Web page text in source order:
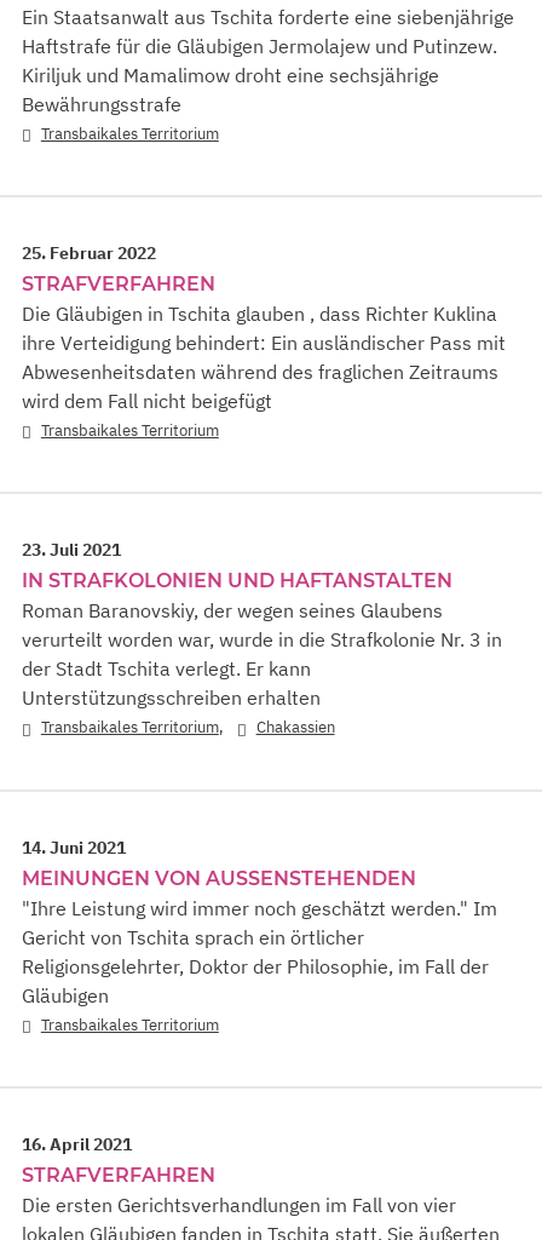
Ein Staatsanwalt aus Tschita forderte eine siebenjährige
Haftstrafe für die Gläubigen Jermolajew und Putinzew.
Kiriljuk und Mamalimow droht eine sechsjährige
Bewährungsstrafe
Transbaikales Territorium
25. Februar 2022
STRAFVERFAHREN
Die Gläubigen in Tschita glauben , dass Richter Kuklina
ihre Verteidigung behindert: Ein ausländischer Pass mit
Abwesenheitsdaten während des fraglichen Zeitraums
wird dem Fall nicht beigefügt
Transbaikales Territorium
23. Juli 2021
IN STRAFKOLONIEN UND HAFTANSTALTEN
Roman Baranovskiy, der wegen seines Glaubens
verurteilt worden war, wurde in die Strafkolonie Nr. 3 in
der Stadt Tschita verlegt. Er kann
Unterstützungsschreiben erhalten
Transbaikales Territorium, Chakassien
14. Juni 2021
MEINUNGEN VON AUSSENSTEHENDEN
"Ihre Leistung wird immer noch geschätzt werden." Im
Gericht von Tschita sprach ein örtlicher
Religionsgelehrter, Doktor der Philosophie, im Fall der
Gläubigen
Transbaikales Territorium
16. April 2021
STRAFVERFAHREN
Die ersten Gerichtsverhandlungen im Fall von vier
lokalen Gläubigen fanden in Tschita statt. Sie äußerten